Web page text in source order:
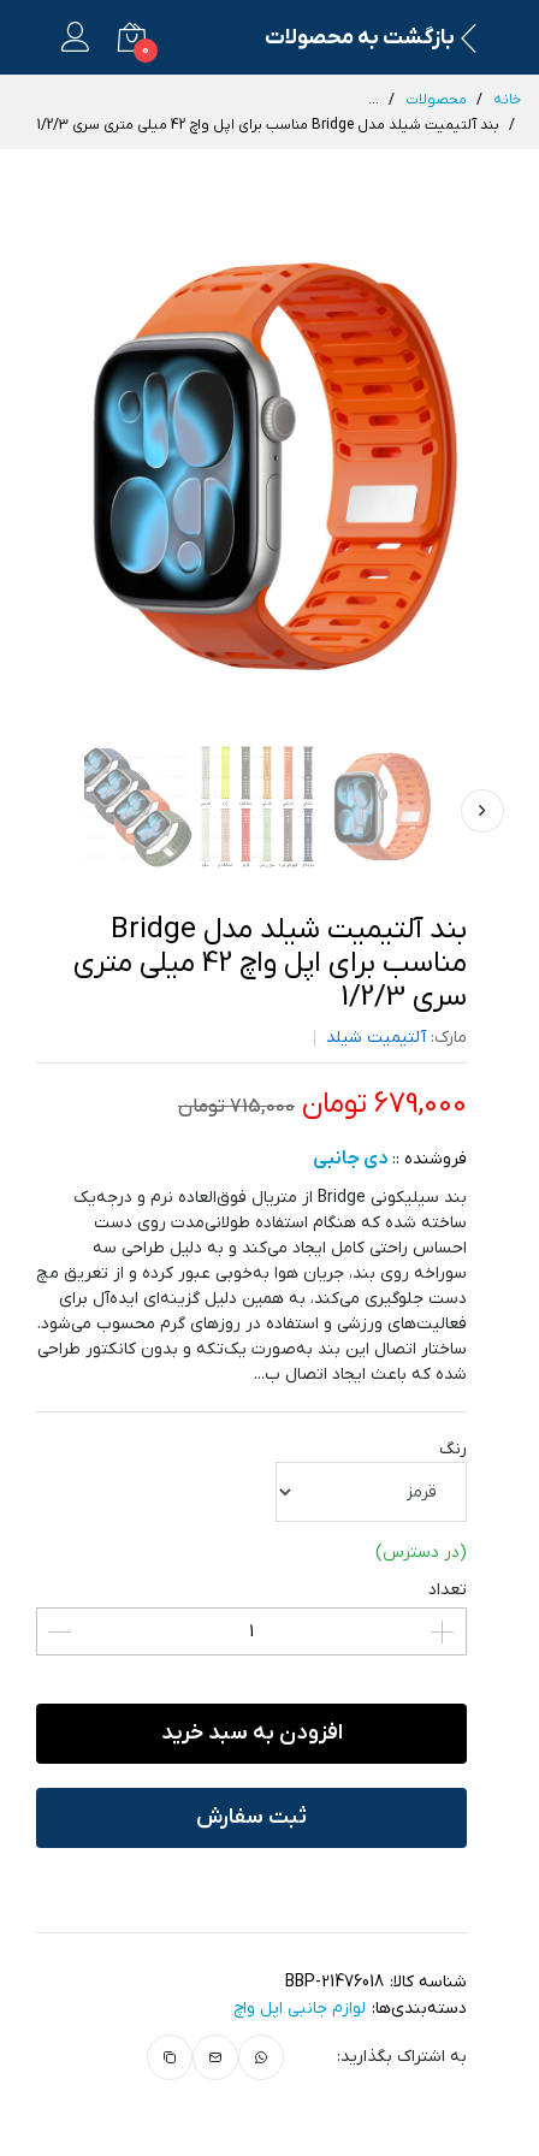
بازگشت به محصولات 0
خانه محصولات
...
بند آلتیمیت شیلد مدل Bridge مناسب برای اپل واچ 42 میلی متری سری 1/2/3
بند آلتیمیت شیلد مدل Bridge
مناسب برای اپل واچ 42 میلی متری
سری 1/2/3
مارک:آلتیمیت شیلد
679,000 تومان 715,000 تومان
فروشنده :: دی جانبی
بند سیلیکونی Bridge از متریال فوق‌العاده نرم و درجه‌یک
ساخته شده که هنگام استفاده طولانی‌مدت روی دست
احساس راحتی کامل ایجاد می‌کند و به دلیل طراحی سه
سوراخه روی بند، جریان هوا به‌خوبی عبور کرده و از تعریق مچ
دست جلوگیری می‌کند، به همین دلیل گزینه‌ای ایده‌آل برای
فعالیت‌های ورزشی و استفاده در روزهای گرم محسوب می‌شود.
ساختار اتصال این بند به‌صورت یک‌تکه و بدون کانکتور طراحی
شده که باعث ایجاد اتصال ب...
رنگ
(در دسترس)
تعداد
افزودن به سبد خرید
ثبت سفارش
شناسه کالا: BBP-21476018
دسته‌بندی‌ها: لوازم جانبی اپل واچ
به اشتراک بگذارید: